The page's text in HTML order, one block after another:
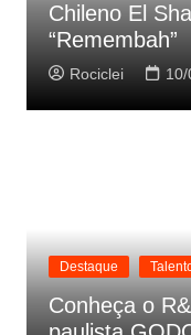
Chileno El
“Remembah”
Rociclei
Destaque
Conheça o